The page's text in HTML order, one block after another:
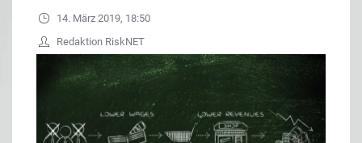
14. März 2019, 18:50
Redaktion RiskNET